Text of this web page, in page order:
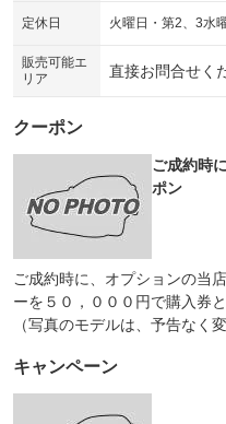
定休日 火曜日・第2、3水
販売可能エ
リア
直接お問合せく
クーポン
ご成約時
ポン
ご成約時に、オプションの当
ーを５０，０００円で購入券
（写真のモデルは、予告なく
キャンペーン